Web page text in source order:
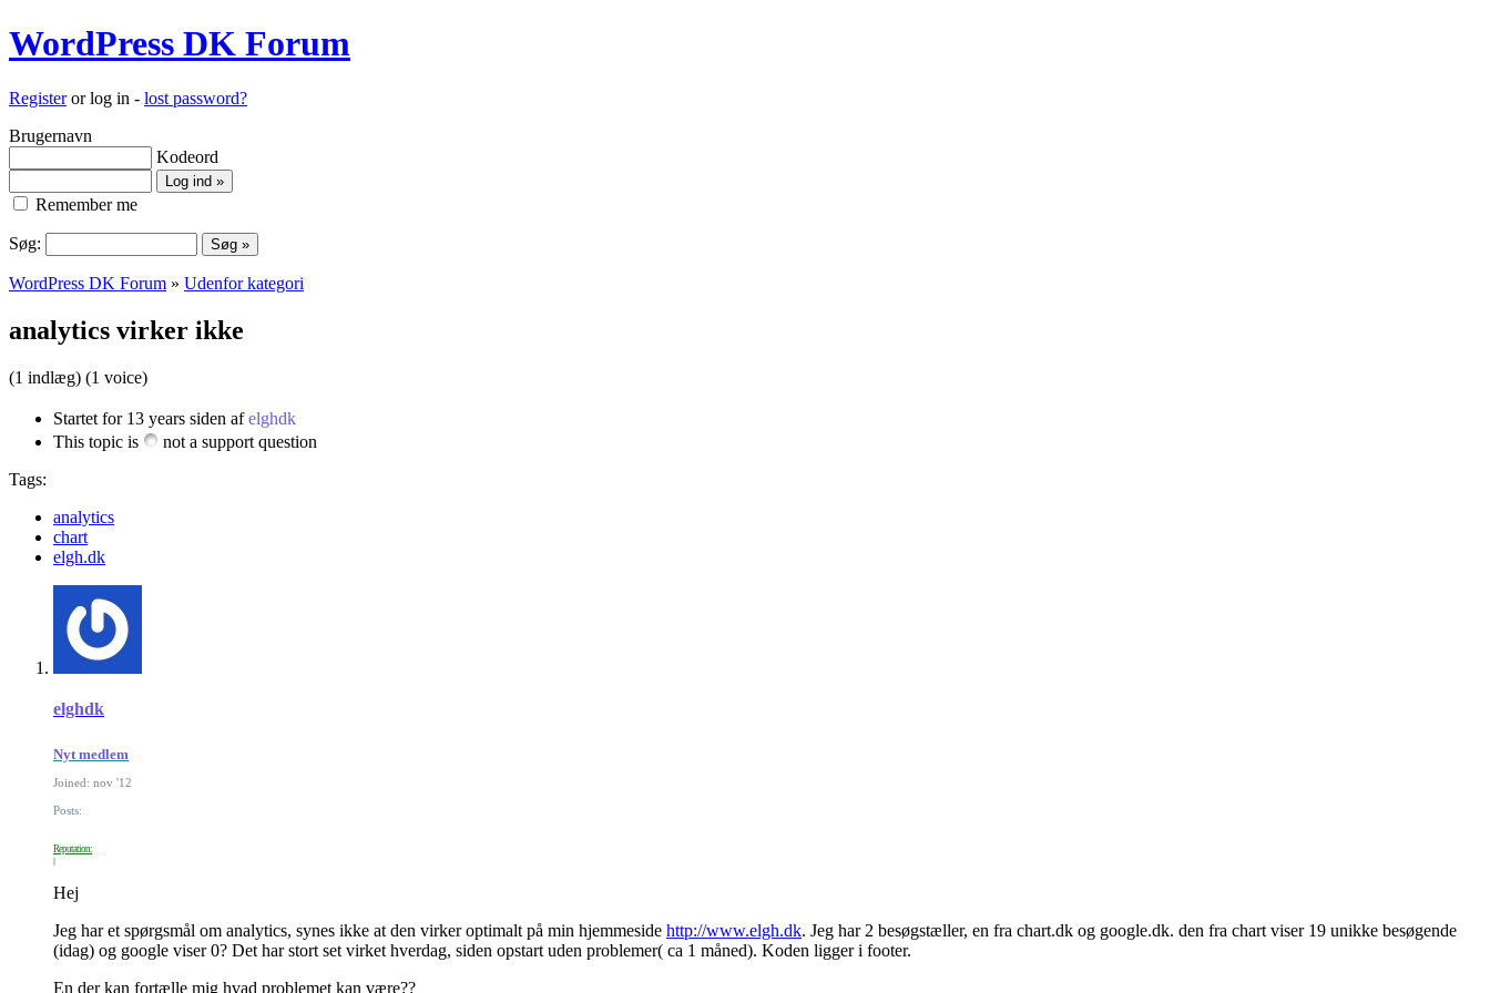
WordPress DK Forum
Registeror log in - lost password?
Brugernavn
Kodeord
Remember me
Søg:
WordPress DK Forum » Udenfor kategori
analytics virker ikke
(1 indlæg) (1 voice)
Startet for 13 years siden afelghdk
This topic is
not a support question
Tags:
analytics
chart
elgh.dk
elghdk
Nyt medlem
Joined: nov '12
Posts:
Reputation:
Hej
Jeg har et spørgsmål om analytics, synes ikke at den virker optimalt på min hjemmeside http://www.elgh.dk. Jeg har 2 besøgstæller, en fra chart.dk og google.dk. den fra chart viser 19 unikke besøgende
(idag) og google viser 0? Det har stort set virket hverdag, siden opstart uden problemer( ca 1 måned). Koden ligger i footer.
En der kan fortælle mig hvad problemet kan være??